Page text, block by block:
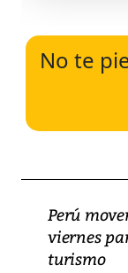
No te
Perú
viernes
turismo